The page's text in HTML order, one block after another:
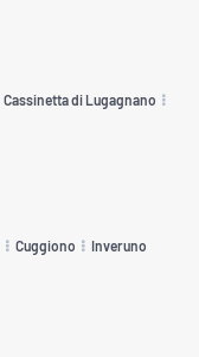
Cassinetta di Lugagnano
Cuggiono Inveruno